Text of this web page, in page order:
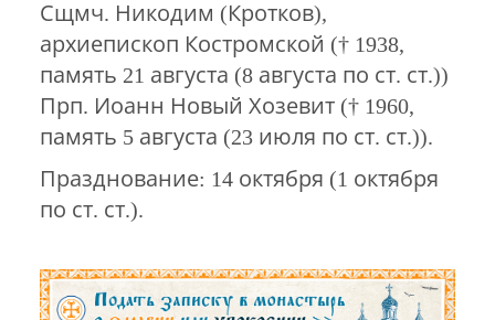
Сщмч. Никодим (Кротков),
архиепископ Костромской († 1938,
память 21 августа (8 августа по ст. ст.))
Прп. Иоанн Новый Хозевит († 1960,
память 5 августа (23 июля по ст. ст.)).
Празднование: 14 октября (1 октября
по ст. ст.).